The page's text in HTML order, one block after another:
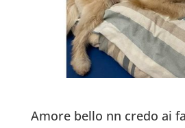
Amore bello nn credo ai